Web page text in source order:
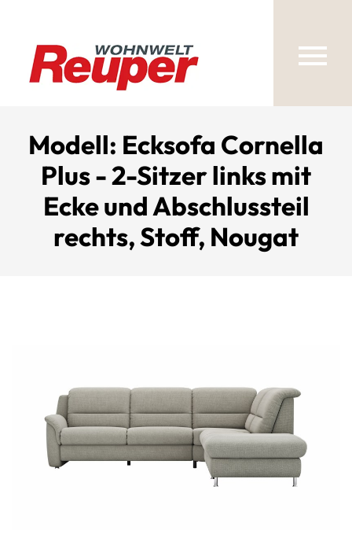
Modell: Ecksofa Cornella
Plus - 2-Sitzer links mit
Ecke und Abschlussteil
rechts, Stoff, Nougat